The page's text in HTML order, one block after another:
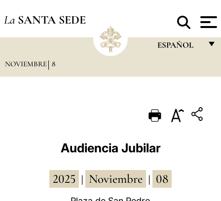
La SANTA SEDE
ESPAÑOL
PORTUGUÊS
POLSKI
NOVIEMBRE 8
Audiencia Jubilar
2025 Noviembre 08